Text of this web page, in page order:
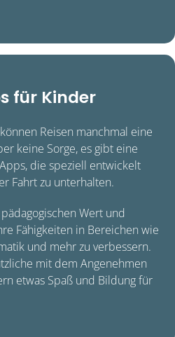
für Kinder
Reisen manchmal eine
keine Sorge, es gibt eine
die speziell entwickelt
Fahrt zu unterhalten.
Wert und
Fähigkeiten in Bereichen wie
und mehr zu verbessern.
mit dem Angenehmen
etwas Spaß und Bildung für